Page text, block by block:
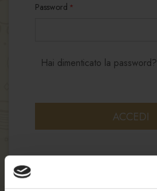
Password
ACCEDI
Hai dimenticato la password?